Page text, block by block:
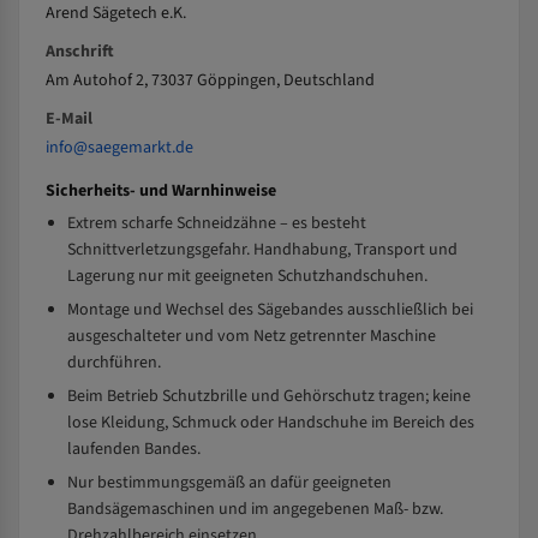
Arend Sägetech e.K.
Anschrift
Am Autohof 2, 73037 Göppingen, Deutschland
E-Mail
info@saegemarkt.de
Sicherheits- und Warnhinweise
Extrem scharfe Schneidzähne – es besteht
Schnittverletzungsgefahr. Handhabung, Transport und
Lagerung nur mit geeigneten Schutzhandschuhen.
Montage und Wechsel des Sägebandes ausschließlich bei
ausgeschalteter und vom Netz getrennter Maschine
durchführen.
Beim Betrieb Schutzbrille und Gehörschutz tragen; keine
lose Kleidung, Schmuck oder Handschuhe im Bereich des
laufenden Bandes.
Nur bestimmungsgemäß an dafür geeigneten
Bandsägemaschinen und im angegebenen Maß- bzw.